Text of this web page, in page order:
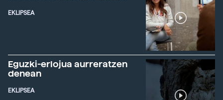
EKLIPSEA
Eguzki-erlojua aurreratzen
denean
EKLIPSEA